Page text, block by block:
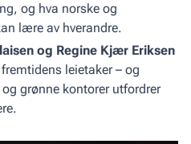
og hva norske og
lære av hverandre.
og Regine Kjær Eriksen
leietaker – og
grønne kontorer utfordrer